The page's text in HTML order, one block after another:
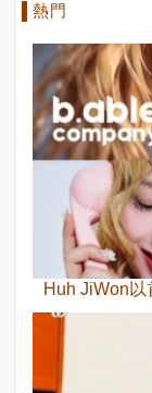
熱門
Huh JiWon